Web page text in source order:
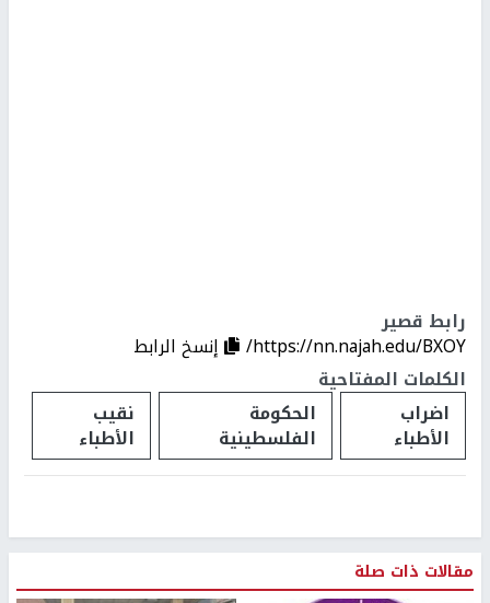
رابط قصير
https://nn.najah.edu/BXOY/
إنسخ الرابط
الكلمات المفتاحية
اضراب
الأطباء
الحكومة
الفلسطينية
نقيب
الأطباء
مقالات ذات صلة